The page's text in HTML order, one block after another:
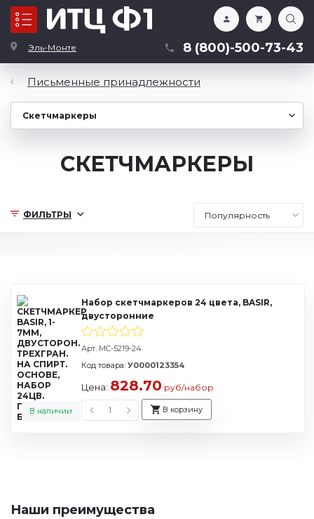
Эль-Монте 8 (800)-500-73-43
Каталог
ФИЛЬТРЫ
Письменные принадлежности
СКЕТЧМАРКЕРЫ
Набор скетчмаркеров 24 цвета, BASIR,
двусторонние
Арт. MC-5219-24
В наличии
Код товара: У0000123354
Цена: 828.70 руб/набор
В корзину
Наши преимущества